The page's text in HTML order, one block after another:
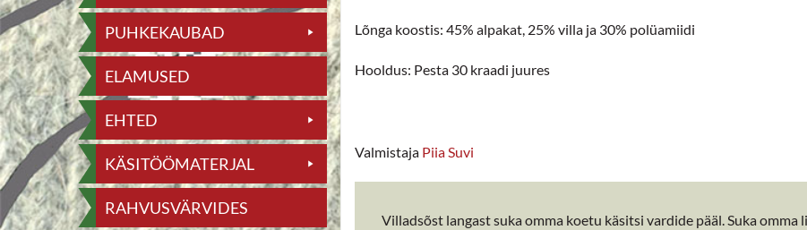
PUHKEKAUBAD
ELAMUSED
EHTED
KÄSITÖÖMATERJAL
RAHVUSVÄRVIDES
Lõnga koostis: 45% alpakat, 25% villa ja 30% polüamiidi
Hooldus: Pesta 30 kraadi juures
Valmistaja Piia Suvi
Villadsõst langast suka omma koetu käsitsi vardide pääl. Suka